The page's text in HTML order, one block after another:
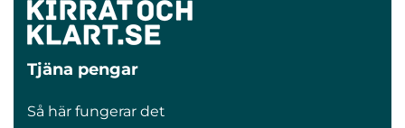
Tjäna pengar
Så här fungerar det